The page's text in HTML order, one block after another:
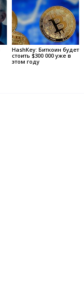
HashKey: Биткоин будет
стоить $300 000 уже в
этом году